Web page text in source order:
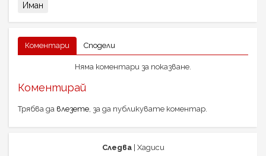
Иман
Коментари Сподели
Няма коментари за показване.
Коментирай
Трябва да влезете, за да публикувате коментар.
Следва| Хадиси